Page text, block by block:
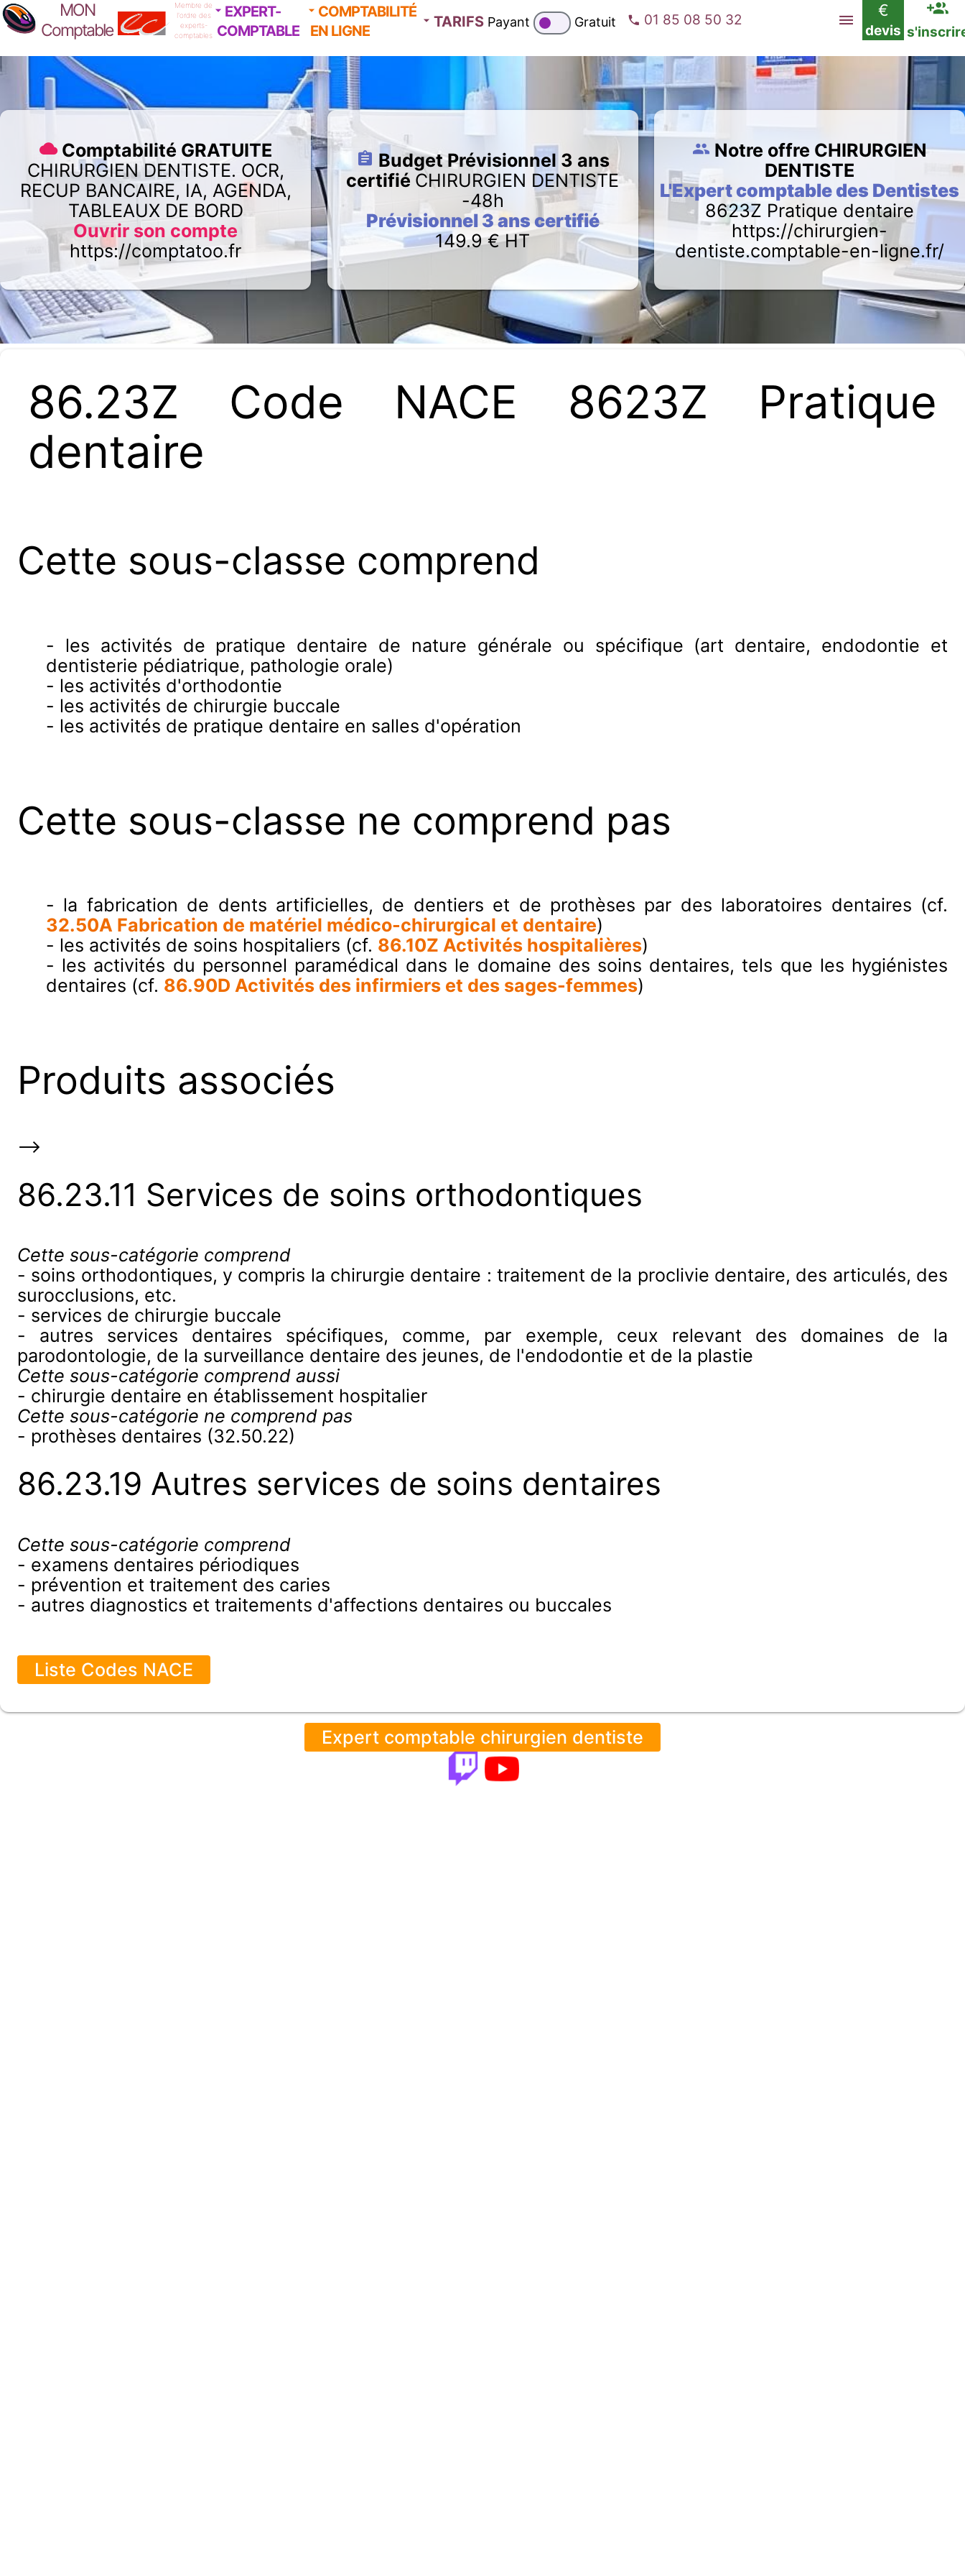
MON
Comptable
Membre de
l'ordre des
experts-
comptables
EXPERT-
COMPTABLE
COMPTABILITÉ
EN LIGNE
TARIFS Payant Gratuit 01 85 08 50 32
€
devis
Comptabilité GRATUITE
CHIRURGIEN DENTISTE. OCR,
RECUP BANCAIRE, IA, AGENDA,
TABLEAUX DE BORD
Ouvrir son compte
https://comptatoo.fr
Budget Prévisionnel 3 ans
certifié CHIRURGIEN DENTISTE
-48h
Prévisionnel 3 ans certifié
149.9€ HT
Notre offre CHIRURGIEN
DENTISTE
L'Expert comptable des Dentistes
8623Z Pratique dentaire
https://chirurgien-
dentiste.comptable-en-ligne.fr/
86.23Z Code NACE 8623Z Pratique
dentaire
Cette sous-classe comprend
- les activités de pratique dentaire de nature générale ou spécifique (art dentaire, endodontie et
dentisterie pédiatrique, pathologie orale)
- les activités d'orthodontie
- les activités de chirurgie buccale
- les activités de pratique dentaire en salles d'opération
Cette sous-classe ne comprend pas
- la fabrication de dents artificielles, de dentiers et de prothèses par des laboratoires dentaires (cf.
32.50A Fabrication de matériel médico-chirurgical et dentaire)
- les activités de soins hospitaliers (cf. 86.10Z Activités hospitalières)
- les activités du personnel paramédical dans le domaine des soins dentaires, tels que les hygiénistes
dentaires (cf. 86.90D Activités des infirmiers et des sages-femmes)
Produits associés
-->
86.23.11 Services de soins orthodontiques
Cette sous-catégorie comprend
- soins orthodontiques, y compris la chirurgie dentaire : traitement de la proclivie dentaire, des articulés, des
surocclusions, etc.
- services de chirurgie buccale
- autres services dentaires spécifiques, comme, par exemple, ceux relevant des domaines de la
parodontologie, de la surveillance dentaire des jeunes, de l'endodontie et de la plastie
Cette sous-catégorie comprend aussi
- chirurgie dentaire en établissement hospitalier
Cette sous-catégorie ne comprend pas
- prothèses dentaires (32.50.22)
86.23.19 Autres services de soins dentaires
Cette sous-catégorie comprend
- examens dentaires périodiques
- prévention et traitement des caries
- autres diagnostics et traitements d'affections dentaires ou buccales
Liste Codes NACE
Expert comptable chirurgien dentiste